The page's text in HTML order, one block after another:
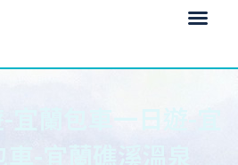
宜蘭包車一日遊-宜